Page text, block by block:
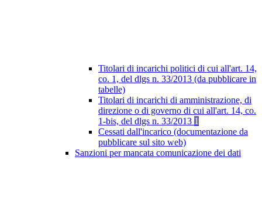
Titolari di incarichi politici di cui all'art. 14,
co. 1, del dlgs n. 33/2013 (da pubblicare in
tabelle)
Titolari di incarichi di amministrazione, di
direzione o di governo di cui all'art. 14, co.
1-bis, del dlgs n. 33/2013 1
Cessati dall'incarico (documentazione da
pubblicare sul sito web)
Sanzioni per mancata comunicazione dei dati